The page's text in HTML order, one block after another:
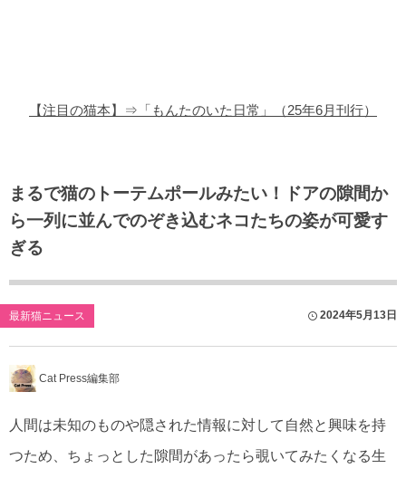
【注目の猫本】⇒「もんたのいた日常」（25年6月刊行）
まるで猫のトーテムポールみたい！ドアの隙間か
ら一列に並んでのぞき込むネコたちの姿が可愛す
ぎる
最新猫ニュース 2024年5月13日
Cat Press編集部
人間は未知のものや隠された情報に対して自然と興味を持
つため、ちょっとした隙間があったら覗いてみたくなる生
猫のゲーム・アプリ
猫のフリー写真素材